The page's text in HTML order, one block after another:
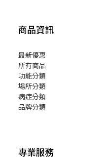
商品資訊
最新優惠
所有商品
功能分類
場所分類
病症分類
品牌分類
專業服務